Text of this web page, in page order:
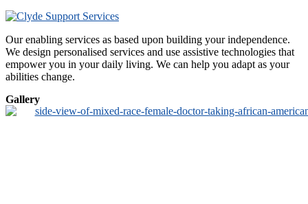
Our enabling services as based upon building your independence.
We design personalised services and use assistive technologies that
empower you in your daily living. We can help you adapt as your
abilities change.
Gallery